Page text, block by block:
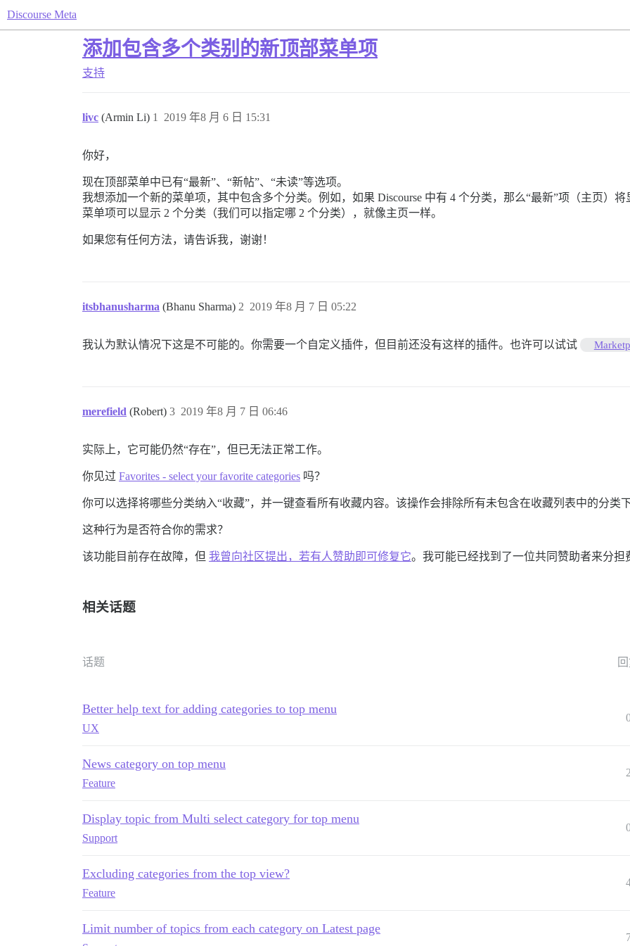
Discourse Meta
添加包含多个类别的新顶部菜单项
支持
livc (Armin Li) 2019 年8 月 6 日 15:31
1
你好，
现在顶部菜单中已有“最新”、“新帖”、“未读”等选项。
我想添加一个新的菜单项，其中包含多个分类。例如，如果 Discourse 中有 4 个分类，那么“最新”项（主页）
菜单项可以显示 2 个分类（我们可以指定哪 2 个分类），就像主页一样。
如果您有任何方法，请告诉我，谢谢！
itsbhanusharma (Bhanu Sharma) 2019 年8 月 7 日 05:22
2
我认为默认情况下这是不可能的。你需要一个自定义插件，但目前还没有这样的插件。也许可以试试
merefield (Robert) 2019 年8 月 7 日 06:46
3
实际上，它可能仍然“存在”，但已无法正常工作。
你见过 Favorites - select your favorite categories 吗？
你可以选择将哪些分类纳入“收藏”，并一键查看所有收藏内容。该操作会排除所有未包含在收藏列表中的分类下
这种行为是否符合你的需求？
该功能目前存在故障，但 我曾向社区提出，若有人赞助即可修复它。我可能已经找到了一位共同赞助者来分担
相关话题
话题
Better help text for adding categories to top menu
UX
News category on top menu
Feature
2
Display topic from Multi select category for top menu
Support
Excluding categories from the top view?
Feature
Limit number of topics from each category on Latest page